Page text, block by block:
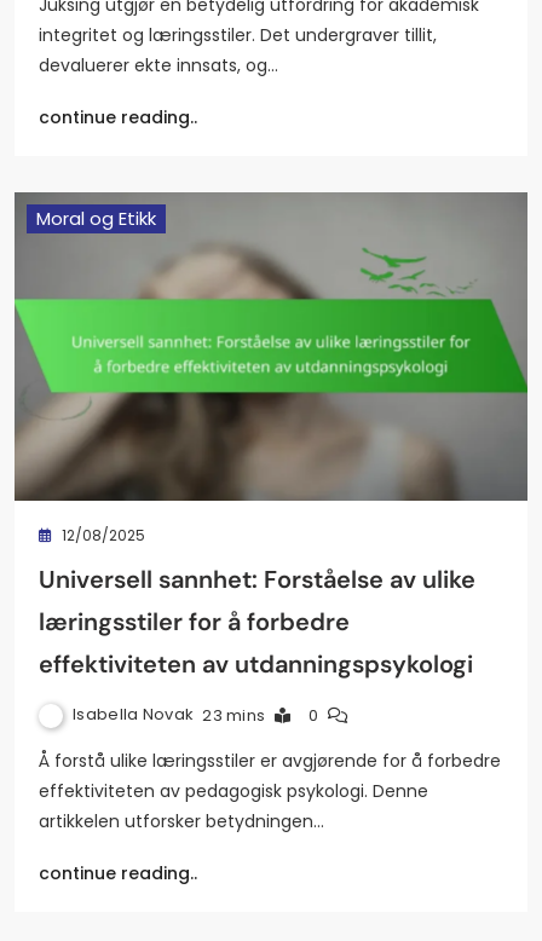
Juksing utgjør en betydelig utfordring for akademisk
integritet og læringsstiler. Det undergraver tillit,
devaluerer ekte innsats, og…
continue reading..
Moral og Etikk
12/08/2025
Universell sannhet: Forståelse av ulike
læringsstiler for å forbedre
effektiviteten av utdanningspsykologi
Isabella Novak 23 mins 0
Å forstå ulike læringsstiler er avgjørende for å forbedre
effektiviteten av pedagogisk psykologi. Denne
artikkelen utforsker betydningen…
continue reading..